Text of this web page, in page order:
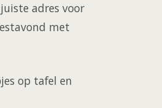
adres voor
met
op tafel en